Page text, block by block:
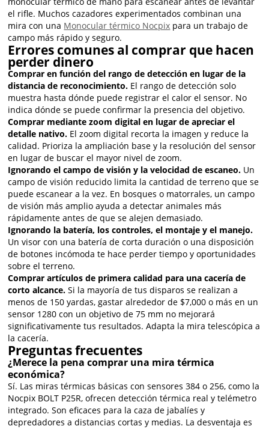
el rifle. Muchos cazadores experimentados combinan una
mira con una Monocular térmico Nocpix para un trabajo de
campo más rápido y seguro.
Errores comunes al comprar que hacen
perder dinero
Comprar en función del rango de detección en lugar de la
distancia de reconocimiento. El rango de detección solo
muestra hasta dónde puede registrar el calor el sensor. No
indica dónde se puede confirmar la presencia del objetivo.
Comprar mediante zoom digital en lugar de apreciar el
detalle nativo. El zoom digital recorta la imagen y reduce la
calidad. Prioriza la ampliación base y la resolución del sensor
en lugar de buscar el mayor nivel de zoom.
Ignorando el campo de visión y la velocidad de escaneo. Un
campo de visión reducido limita la cantidad de terreno que se
puede escanear a la vez. En bosques o matorrales, un campo
de visión más amplio ayuda a detectar animales más
rápidamente antes de que se alejen demasiado.
Ignorando la batería, los controles, el montaje y el manejo.
Un visor con una batería de corta duración o una disposición
de botones incómoda te hace perder tiempo y oportunidades
sobre el terreno.
Comprar artículos de primera calidad para una cacería de
corto alcance. Si la mayoría de tus disparos se realizan a
menos de 150 yardas, gastar alrededor de $7,000 o más en un
sensor 1280 con un objetivo de 75 mm no mejorará
significativamente tus resultados. Adapta la mira telescópica a
la cacería.
Preguntas frecuentes
¿Merece la pena comprar una mira térmica
económica?
Sí. Las miras térmicas básicas con sensores 384 o 256, como la
Nocpix BOLT P25R, ofrecen detección térmica real y telémetro
integrado. Son eficaces para la caza de jabalíes y
depredadores a distancias cortas y medias. La desventaja es